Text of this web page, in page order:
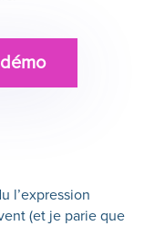
l’expression
(et je parie que